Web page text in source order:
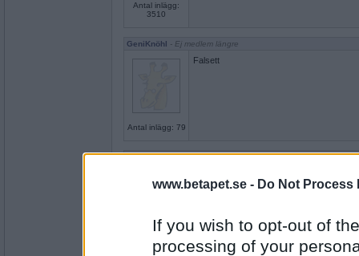
www.betapet.se - Do Not Process
If you wish to opt-out of
processing of your
Antal inlägg:
3510
GeniKnöhl - Ej medlem längre
Antal inlägg: 79
Falsett
Prärieklocka
11487